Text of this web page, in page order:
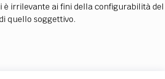
è irrilevante ai fini della configurabilità del
quello soggettivo.